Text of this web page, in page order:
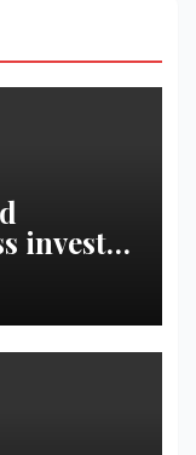
invests
Source